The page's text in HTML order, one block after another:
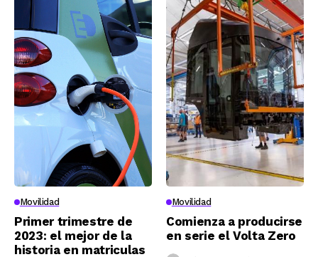
Movilidad
Primer trimestre de
2023: el mejor de la
historia en matriculas
Movilidad
Comienza a producirse
en serie el Volta Zero